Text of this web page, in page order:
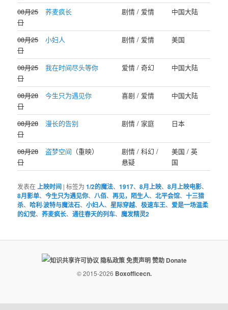
08月25
日
荞麦疯长 剧情 / 爱情 中国大陆
08月25
日
小妇人 剧情 / 爱情 美国
08月25
日
我在时间尽头等你 爱情 / 奇幻 中国大陆
08月28
日
今生只为遇见你 喜剧 / 爱情 中国大陆
08月28
日
漫长的告别 剧情 / 家庭 日本
08月28
日
盗梦空间 （重映）
剧情 / 科幻 /
悬疑
美国 / 英
国
发表在上映时间 |标签为 1/2的魔法、1917、8月上映、8月上映电影、
8月影单、今生只为遇见你、八佰、再见，陌生人、北平会馆、十三猎
杀、哈利·波特与魔法石、小妇人、星际穿越、极速车王、 爱是一场温柔
的幻觉、荞麦疯长、通往春天的列车、魔发精灵2
隐私政策免责声明赞助 Donate
© 2015-2026 Boxofficecn.